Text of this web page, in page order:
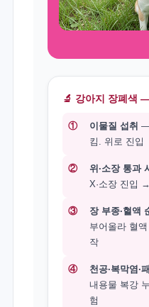
🔬 강아지 장폐색
① 이물질 섭취 —
킴. 위로 진입
② 위·소장 통과
X·소장 진입
③ 장 부종·혈액
부어올라 혈
작
④ 천공·복막염·
내용물 복강
험